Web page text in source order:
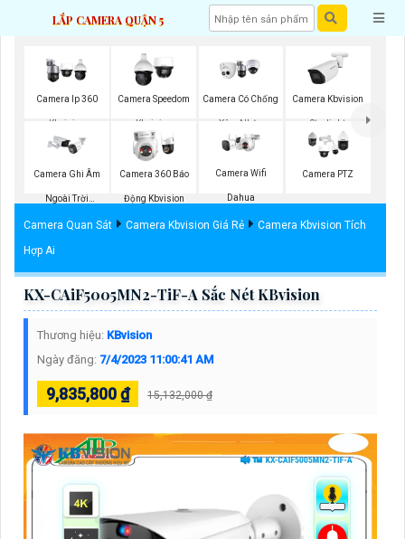
LẮP CAMERA QUẬN 5
Camera Ip 360
Kbvision
Camera Speedom
Kbvision
Camera Có Chống
Xâm Nhập
Kbvision
Camera Kbvision
Starlight
Camera Ghi Âm
Ngoài Trời
Kbvision
Camera 360 Báo
Động Kbvision
Camera Wifi
Dahua
Camera PTZ
Camera Quan Sát Camera Kbvision Giá Rẻ
Camera Kbvision Tích
Hợp Ai
KX-CAiF5005MN2-TiF-A Sắc Nét KBvision
Thương hiệu: KBvision
Ngày đăng: 7/4/2023 11:00:41 AM
9,835,800 ₫ 15,132,000 ₫